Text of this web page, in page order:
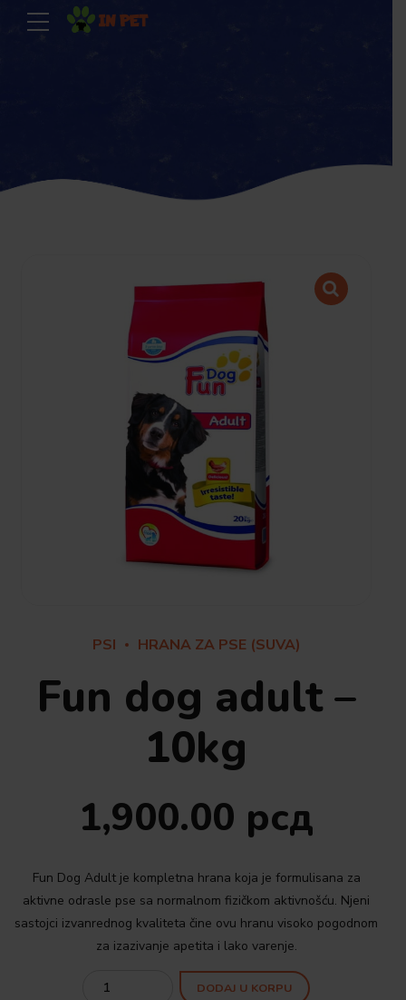
PSI HRANA ZA PSE (SUVA)
Fun dog adult –
10kg
1,900.00 рсд
Fun Dog Adult je kompletna hrana koja je formulisana za
aktivne odrasle pse sa normalnom fizičkom aktivnošću. Njeni
sastojci izvanrednog kvaliteta čine ovu hranu visoko pogodnom
za izazivanje apetita i lako varenje.
Quantity
DODAJ U KORPU